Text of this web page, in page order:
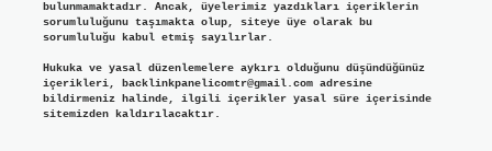
bulunmamaktadır. Ancak, üyelerimiz yazdıkları içeriklerin
sorumluluğunu taşımakta olup, siteye üye olarak bu
sorumluluğu kabul etmiş sayılırlar.
Hukuka ve yasal düzenlemelere aykırı olduğunu düşündüğünüz
içerikleri, backlinkpanelicomtr@gmail.comadresine
bildirmeniz halinde, ilgili içerikler yasal süre içerisinde
sitemizden kaldırılacaktır.